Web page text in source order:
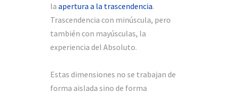
la apertura a la trascendencia.
Trascendencia con minúscula, pero
también con mayúsculas, la
experiencia del Absoluto.
Estas dimensiones no se trabajan de
forma aislada sino de forma